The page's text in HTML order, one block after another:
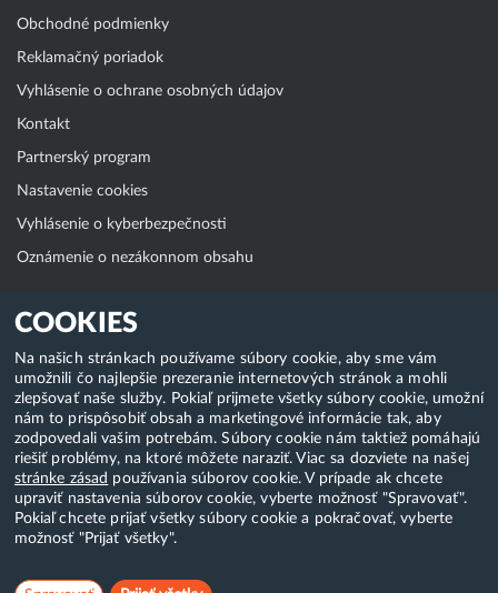
COOKIES
Na našich stránkach používame súbory cookie, aby sme vám
umožnili čo najlepšie prezeranie internetových stránok a mohli
zlepšovať naše služby. Pokiaľ prijmete všetky súbory cookie, umožní
nám to prispôsobiť obsah a marketingové informácie tak, aby
zodpovedali vašim potrebám. Súbory cookie nám taktiež pomáhajú
riešiť problémy, na ktoré môžete naraziť. Viac sa dozviete na našej
stránke zásad používania súborov cookie. V prípade ak chcete
upraviť nastavenia súborov cookie, vyberte možnosť "Spravovať".
Pokiaľ chcete prijať všetky súbory cookie a pokračovať, vyberte
možnosť "Prijať všetky".
Obchodné podmienky
Reklamačný poriadok
Vyhlásenie o ochrane osobných údajov
Kontakt
Partnerský program
Nastavenie cookies
Vyhlásenie o kyberbezpečnosti
Oznámenie o nezákonnom obsahu
Klientská zóna
WebAdmin
WebMail
Zmena hesla (E-mail, FTP, SSH)
Webhosting
Domény
Copyright & 2018-2026 HostCreators. Všetky práva vyhradené